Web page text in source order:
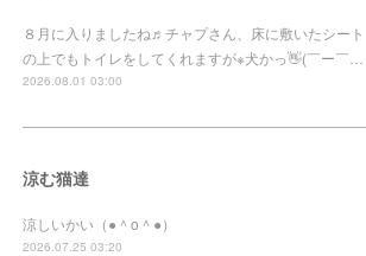
８月に入りましたね♬チャプさん、床に敷いたシート
の上でもトイレをしてくれますが※犬かっ👋(￣ー￣…
2026.08.01 03:00
涼む猫達
涼しいかい（●＾o＾●）
2026.07.25 03:20